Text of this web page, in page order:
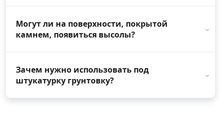
Могут ли на поверхности, покрытой
камнем, появиться высолы?
Зачем нужно использовать под
штукатурку грунтовку?